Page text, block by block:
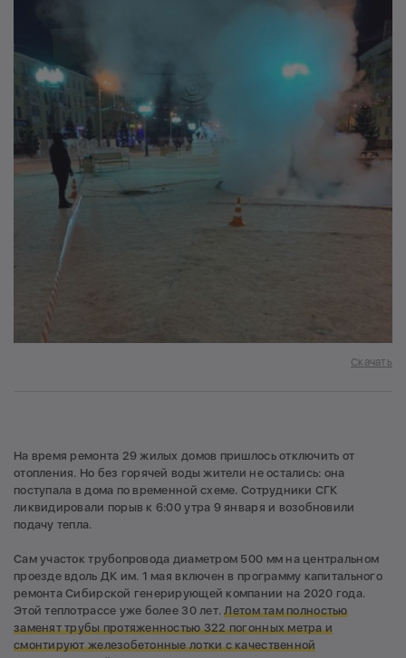
Скачать
На время ремонта 29 жилых домов пришлось отключить от
отопления. Но без горячей воды жители не остались: она
поступала в дома по временной схеме. Сотрудники СГК
ликвидировали порыв к 6:00 утра 9 января и возобновили
подачу тепла.
Сам участок трубопровода диаметром 500 мм на центральном
проезде вдоль ДК им. 1 мая включен в программу капитального
ремонта Сибирской генерирующей компании на 2020 года.
Этой теплотрассе уже более 30 лет.Летом там полностью
заменят трубы протяженностью 322 погонных метра и
смонтируют железобетонные лотки с качественной